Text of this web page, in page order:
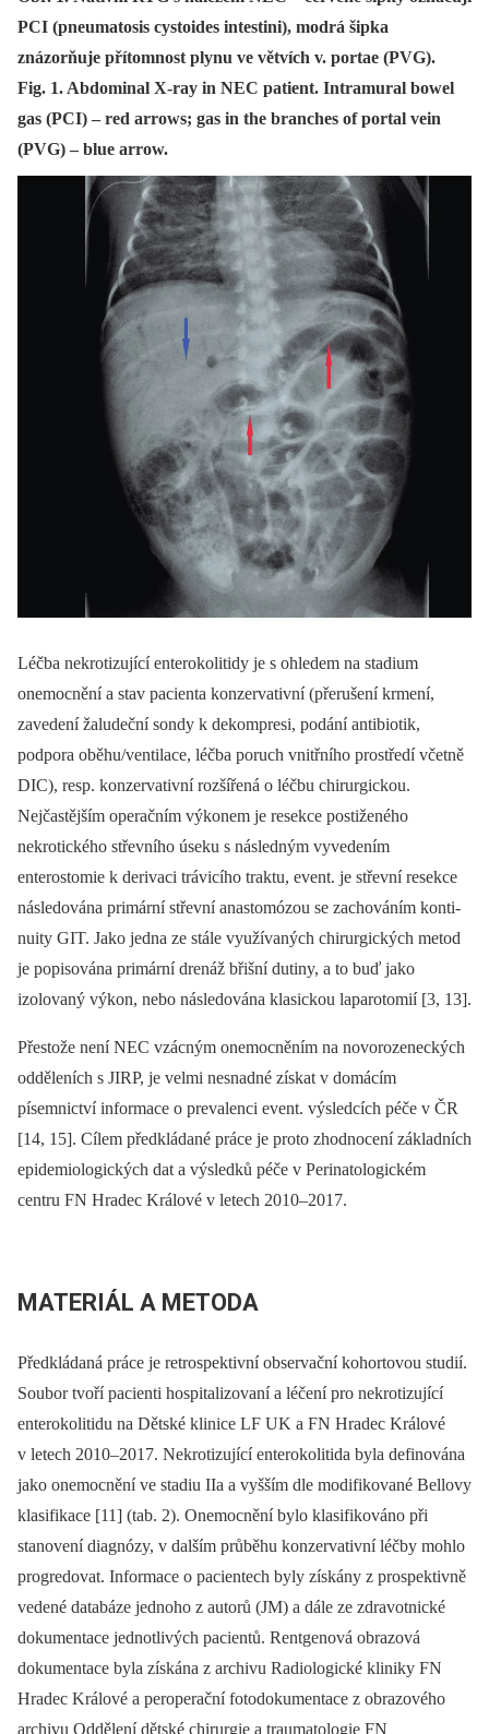
PCI (pneumatosis cystoides intestini), modrá šipka
znázorňuje přítomnost plynu ve větvích v. portae (PVG).
Fig. 1. Abdominal X-ray in NEC patient. Intramural bowel
gas (PCI) – red arrows; gas in the branches of portal vein
(PVG) – blue arrow.
Léčba nekrotizující enterokolitidy je s ohledem na stadium
onemocnění a stav pacienta konzervativní (přerušení krmení,
zavedení žaludeční sondy k dekompresi, podání antibiotik,
podpora oběhu/ventilace, léčba poruch vnitřního prostředí včetně
DIC), resp. konzervativní rozšířená o léčbu chirurgickou.
Nejčastějším operačním výkonem je resekce postiženého
nekrotického střevního úseku s následným vyvedením
enterostomie k derivaci trávicího traktu, event. je střevní resekce
následována primární střevní anastomózou se zachováním konti-
nuity GIT. Jako jedna ze stále využívaných chirurgických metod
je popisována primární drenáž břišní dutiny, a to buď jako
izolovaný výkon, nebo následována klasickou laparotomií [3, 13].
Přestože není NEC vzácným onemocněním na novorozeneckých
odděleních s JIRP, je velmi nesnadné získat v domácím
písemnictví informace o prevalenci event. výsledcích péče v ČR
[14, 15]. Cílem předkládané práce je proto zhodnocení základních
epidemiologických dat a výsledků péče v Perinatologickém
centru FN Hradec Králové v letech 2010–2017.
MATERIÁL A METODA
Předkládaná práce je retrospektivní observační kohortovou studií.
Soubor tvoří pacienti hospitalizovaní a léčení pro nekrotizující
enterokolitidu na Dětské klinice LF UK a FN Hradec Králové
v letech 2010–2017. Nekrotizující enterokolitida byla definována
jako onemocnění ve stadiu IIa a vyšším dle modifikované Bellovy
klasifikace [11] (tab. 2). Onemocnění bylo klasifikováno při
stanovení diagnózy, v dalším průběhu konzervativní léčby mohlo
progredovat. Informace o pacientech byly získány z prospektivně
vedené databáze jednoho z autorů (JM) a dále ze zdravotnické
dokumentace jednotlivých pacientů. Rentgenová obrazová
dokumentace byla získána z archivu Radiologické kliniky FN
Hradec Králové a peroperační fotodokumentace z obrazového
archivu Oddělení dětské chirurgie a traumatologie FN